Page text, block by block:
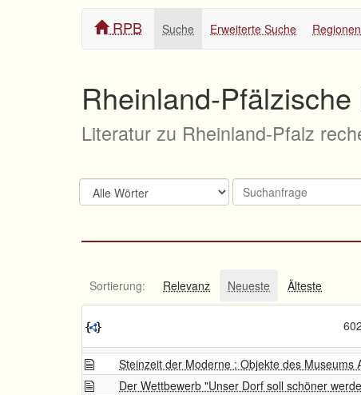
RPB Suche Erweiterte Suche Regionen
Rheinland-
Literatur zu Rheinland-Pfalz
Sortierung: Relevanz Neueste Älteste
Steinzeit der Moderne : Objekte des Museums
Der Wettbewerb "Unser Dorf soll schöner